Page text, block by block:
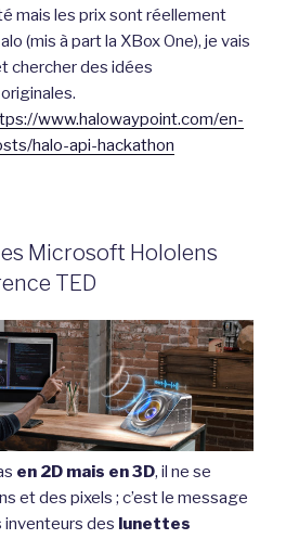
mais les prix sont réellement
(mis à part la XBox One), je vais
chercher des idées
www.halowaypoint.com/en-
halo-api-hackathon
Microsoft Hololens
TED
en 2D mais en 3D, il ne se
et des pixels ; c’est le message
inventeurs des lunettes